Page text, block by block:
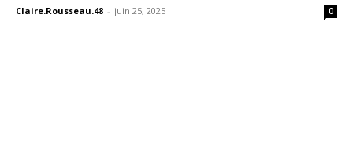
Claire.Rousseau.48 - juin 25, 2025 0